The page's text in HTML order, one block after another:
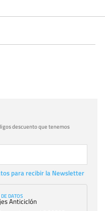
descuento que tenemos
para recibir la Newsletter
DATOS
Anticiclón